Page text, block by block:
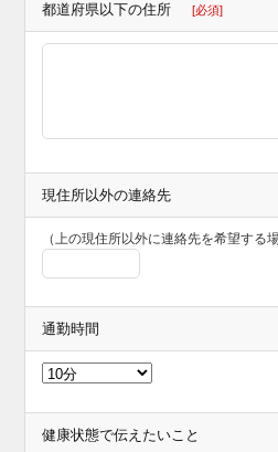
都道府県以下の住所 [必須]
現住所以外の連絡先
（上の現住所以外に連絡先を希望する
通勤時間
健康状態で伝えたいこと